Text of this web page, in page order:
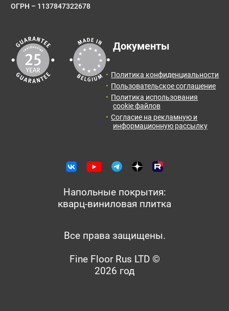
ОГРН – 1137847322678
Документы
Политика конфиденциальности
Пользовательское соглашение
Политика использования
cookie файлов
Согласие на рекламную и
информационную рассылку
Напольные покрытия:
кварц-виниловая плитка
Все права защищены.
Fine Floor Rus LTD ©
2026 год